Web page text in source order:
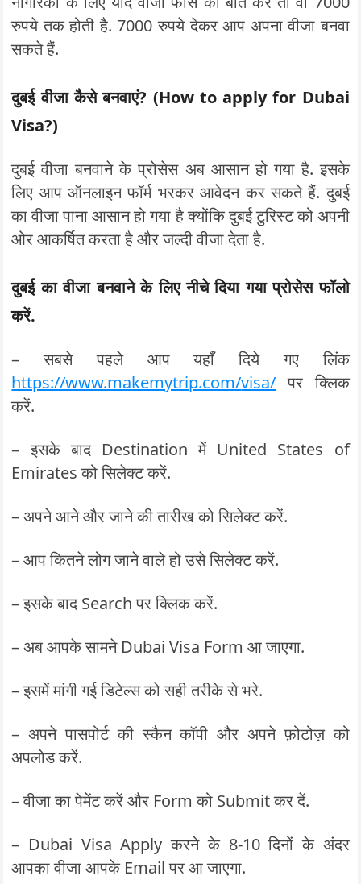
रुपये तक होती है. 7000 रुपये देकर आप अपना वीजा बनवा
सकते हैं.
दुबई वीजा कैसे बनवाएं? (How to apply for Dubai
Visa?)
दुबई वीजा बनवाने के प्रोसेस अब आसान हो गया है. इसके
लिए आप ऑनलाइन फॉर्म भरकर आवेदन कर सकते हैं. दुबई
का वीजा पाना आसान हो गया है क्योंकि दुबई टुरिस्ट को अपनी
ओर आकर्षित करता है और जल्दी वीजा देता है.
दुबई का वीजा बनवाने के लिए नीचे दिया गया प्रोसेस फॉलो
करें.
– सबसे पहले आप यहाँ दिये गए लिंक
https://www.makemytrip.com/visa/ पर क्लिक
करें.
– इसके बाद Destination में United States of
Emirates को सिलेक्ट करें.
– अपने आने और जाने की तारीख को सिलेक्ट करें.
– आप कितने लोग जाने वाले हो उसे सिलेक्ट करें.
– इसके बाद Search पर क्लिक करें.
– अब आपके सामने Dubai Visa Form आ जाएगा.
– इसमें मांगी गई डिटेल्स को सही तरीके से भरे.
– अपने पासपोर्ट की स्कैन कॉपी और अपने फ़ोटोज़ को
अपलोड करें.
– वीजा का पेमेंट करें और Form को Submit कर दें.
– Dubai Visa Apply करने के 8-10 दिनों के अंदर
आपका वीजा आपके Email पर आ जाएगा.